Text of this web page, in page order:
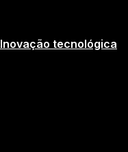
Inovação tecnológica